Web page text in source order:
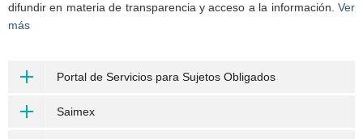
difundir en materia de transparencia y acceso a la información. Ver
más
Portal de Servicios para Sujetos Obligados
Saimex